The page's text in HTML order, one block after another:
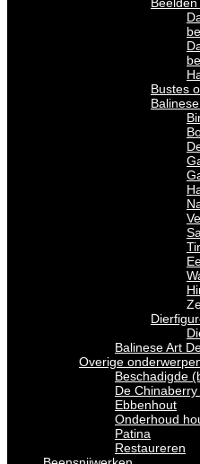
Bustes
Balinese Art
Overige
Beschadigde
De
Ebbenhout
Onderhoud
Patina
Restaureren